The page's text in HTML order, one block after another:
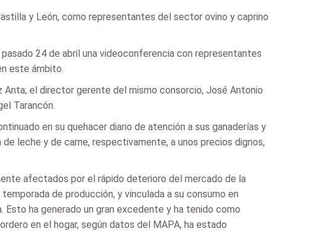
y León, como representantes del sector ovino y caprino
24 de abril una videoconferencia con representantes
este ámbito.
Anta; el director gerente del mismo consorcio, José Antonio
Tarancón.
en su quehacer diario de atención a sus ganaderías y
leche y de carne, respectivamente, a unos precios dignos,
afectados por el rápido deterioro del mercado de la
de producción, y vinculada a su consumo en
ha generado un gran excedente y ha tenido como
en el hogar, según datos del MAPA, ha estado